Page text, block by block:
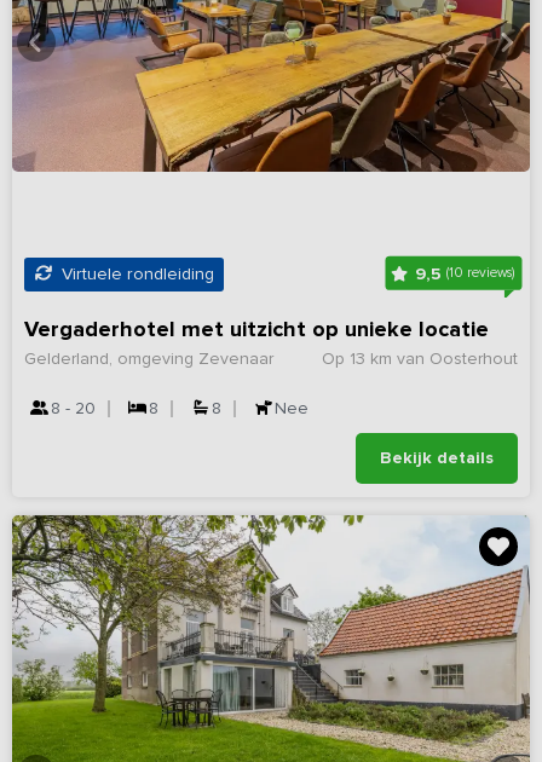
Virtuele rondleiding 9,5(10 reviews)
Vergaderhotel met uitzicht op unieke locatie
Op 13 km van Oosterhout
Gelderland, omgeving Zevenaar
8 - 20 8 8 Nee
Bekijk details